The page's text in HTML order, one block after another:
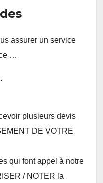
assurer un service
…
plusieurs devis
DE VOTRE
qui font appel à notre
/ NOTER la